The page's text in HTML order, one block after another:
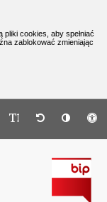
-
cookies, aby spełniać
zablokować zmieniając
dostępność strony